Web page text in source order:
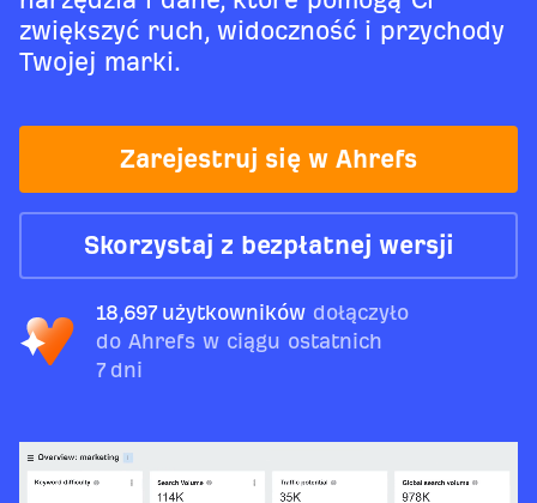
zwiększyć ruch, widoczność i przychody
Twojej marki.
Zarejestruj się w Ahrefs
Skorzystaj z bezpłatnej wersji
18,697 użytkowników dołączyło
do Ahrefs w ciągu ostatnich
7 dni